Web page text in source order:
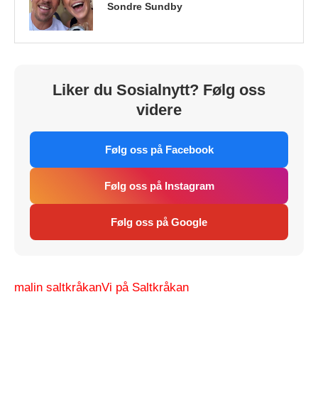
Sondre Sundby
Liker du Sosialnytt? Følg oss
videre
Følg oss på Facebook
Følg oss på Instagram
Følg oss på Google
malin saltkråkanVi på Saltkråkan